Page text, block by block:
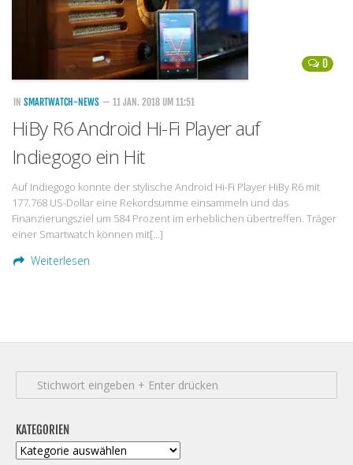
0
IN SMARTWATCH-NEWS — 11 JAN. 2018 UM 11:51
HiBy R6 Android Hi-Fi Player auf
Indiegogo ein Hit
Auf Indiegogo konnte der stylische Android Hi-Fi Player HiBy R6 mit
177.768 US-Dollar eine Rekordsumme einsammeln und das
Finanzierungsziel um 584 Prozent im erheblichen übertreffen. Träger
einer Smartwatch können mit[…]
Weiterlesen
KATEGORIEN
Kategorien